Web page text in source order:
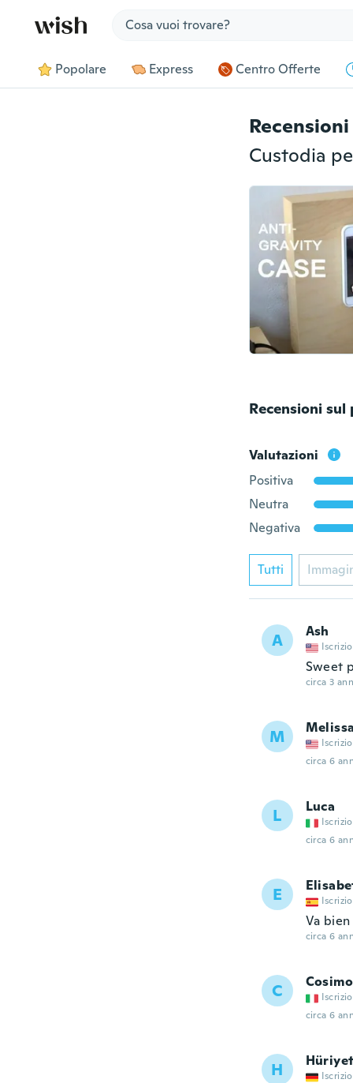
Popolare Express Centro Offerte
Recensioni
Valutazioni
Positiva
Neutra
Negativa
Tutti
A Ash
Sweet
circa 3
M
circa 6
L Luca
circa 6
E
Va
circa 6
C Cosimo
circa 6
H